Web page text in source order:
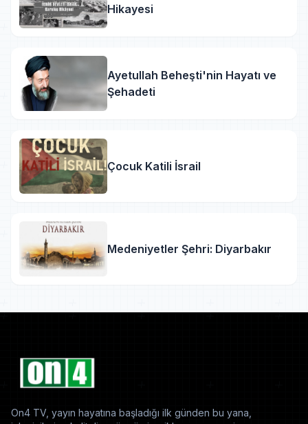
Hikayesi
Ayetullah Beheşti'nin Hayatı ve
Şehadeti
Çocuk Katili İsrail
Medeniyetler Şehri: Diyarbakır
On4 TV, yayın hayatına başladığı ilk günden bu yana,